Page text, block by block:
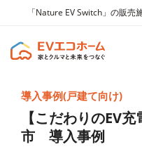
「Nature EV Switch」の販売
導入事例(戸建て向け)
【こだわりのEV
市 導入事例